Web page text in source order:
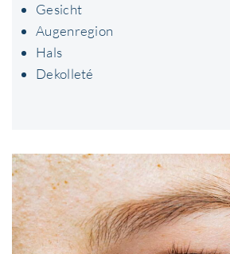
Gesicht
Augenregion
Hals
Dekolleté